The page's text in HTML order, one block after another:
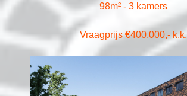
98m² - 3 kamers
Vraagprijs €400.000,- k.k.